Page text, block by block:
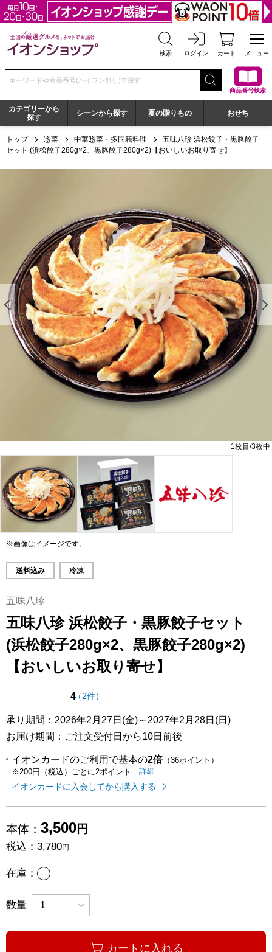
全国の厳選グルメを、ネットでお届け イオンショップ
検索 ログイン カート メニュー
検索キーワードまたは商品番号を入力してください
商品番号検索
カテゴリーから
探す
シーンから探す 夏の贈りもの おせち
トップ 惣菜 中華惣菜・多国籍料理
五味八珍 浜松餃子・黒豚餃子
セット (浜松餃子280g×2、黒豚餃子280g×2)【おいしいお取り寄せ】
前の画像を表示する
1枚目/3枚中
※画像はイメージです。
送料込み 冷凍
五味八珍
五味八珍 浜松餃子・黒豚餃子セット
(浜松餃子280g×2、黒豚餃子280g×2)
【おいしいお取り寄せ】
4点（5点満点中）
（2件の評価
）
承り期間：2026年2月27日(金)～2027年2月28日(日)
お届け期間：ご注文受付日から10日前後
イオンカードのご利用で基本の2倍（36ポイント）
※200円（税込）ごとに2ポイント
イオンカードのご利用でたまるポイ
詳細
イオンカードに入会してから購入する
本体： 3,500円
税込： 3,780円
在庫： あり
数量
カートに入れる